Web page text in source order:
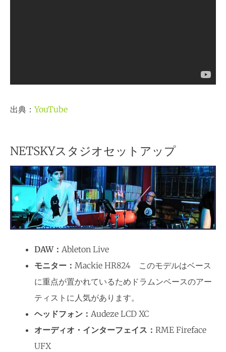
出典：YouTube
NETSKYスタジオセットアップ
DAW： Ableton Live
モニター： Mackie HR824 このモデルはベース
に重点が置かれているためドラムンベースのアー
ティストに人気があります。
ヘッドフォン： Audeze LCD XC
オーディオ・インターフェイス： RME Fireface
UFX